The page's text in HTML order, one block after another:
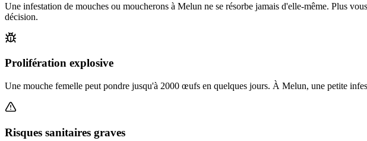
Une infestation de mouches ou moucherons à Melun ne se résorbe jamais d'elle-même. Plus
décision.
Prolifération explosive
Une mouche femelle peut pondre jusqu'à 2000 œufs en quelques jours. À Melun, une petite
Risques sanitaires graves